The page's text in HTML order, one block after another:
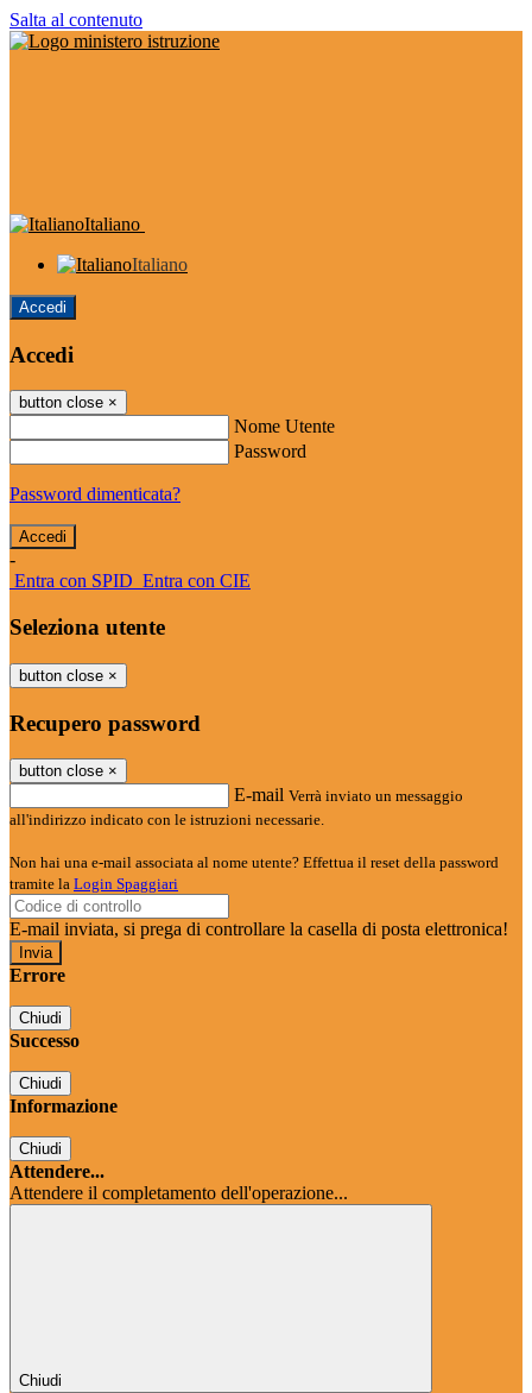
Salta al contenuto
Italiano
Italiano
Accedi
Accedi
button close ×
Nome Utente
Password
Password dimenticata?
-
Entra con SPID Entra con CIE
Seleziona utente
button close ×
Recupero password
button close ×
E-mail Verrà inviato un messaggio
all'indirizzo indicato con le istruzioni necessarie.
Non hai una e-mail associata al nome utente? Effettua il reset della password
tramite la Login Spaggiari
E-mail inviata, si prega di controllare la casella di posta elettronica!
Errore
Chiudi
Successo
Chiudi
Informazione
Chiudi
Attendere...
Attendere il completamento dell'operazione...
Chiudi